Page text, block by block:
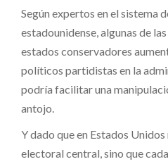
Según expertos en el sistema
estadounidense, algunas de
estados conservadores
políticos partidistas en la
podría facilitar una
antojo.
Y dado que en Estados
electoral central, sino que